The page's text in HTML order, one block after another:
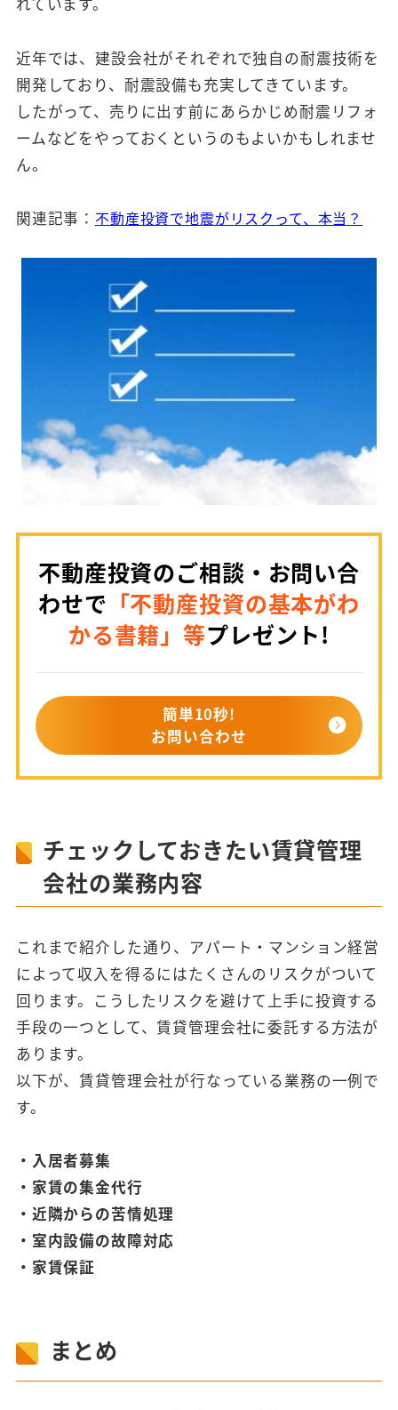
近年では、建設会社がそれぞれで独自の耐震技術を
開発しており、耐震設備も充実してきています。
したがって、売りに出す前にあらかじめ耐震リフォ
ームなどをやっておくというのもよいかもしれませ
ん。
関連記事： 不動産投資で地震がリスクって、本当？
不動産投資のご相談・お問い合
わせで 「不動産投資の基本がわ
かる書籍」等プレゼント!
簡単10秒!
お問い合わせ
チェックしておきたい賃貸管理
会社の業務内容
これまで紹介した通り、アパート・マンション経営
によって収入を得るにはたくさんのリスクがついて
回ります。こうしたリスクを避けて上手に投資する
手段の一つとして、賃貸管理会社に委託する方法が
あります。
以下が、賃貸管理会社が行なっている業務の一例で
す。
・入居者募集
・家賃の集金代行
・近隣からの苦情処理
・室内設備の故障対応
・家賃保証
まとめ